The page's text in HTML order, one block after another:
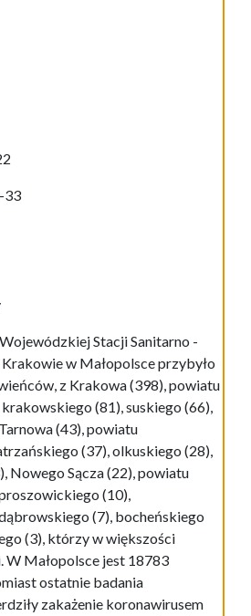
33
Stacji Sanitarno -
w Małopolsce przybyło
z Krakowa (398), powiatu
(81), suskiego (66),
(43), powiatu
(37), olkuskiego (28),
Nowego Sącza (22), powiatu
(10),
(7), bocheńskiego
(3), którzy w większości
Małopolsce jest 18783
ostatnie badania
zakażenie koronawirusem